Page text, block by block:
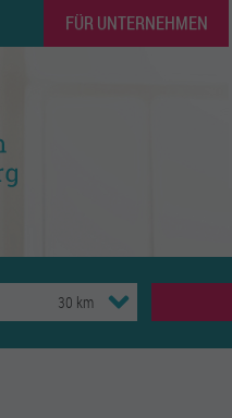
FÜR UNTERNEHMEN